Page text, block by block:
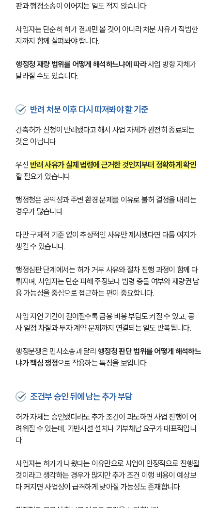
팀소개
팀소개
글로벌 파트너 로펌
통합검색
AI대륜
주요 업무사례
사례분석/최신동향
법률정보
법률지식인
판과 행정소송이 이어지는 일도 적지 않습니다.
사업자는 단순히 허가 결과만 볼 것이 아니라 처분 사유가 적법한
지까지 함께 살펴봐야 합니다.
행정청 재량 범위를 어떻게 해석하느냐에 따라 사업 방향 자체가
달라질 수도 있습니다.
반려 처분 이후 다시 따져봐야 할 기준
건축허가 신청이 반려됐다고 해서 사업 자체가 완전히 종료되는
것은 아닙니다.
우선 반려 사유가 실제 법령에 근거한 것인지부터 정확하게 확인
할 필요가 있습니다.
행정청은 공익성과 주변 환경 문제를 이유로 불허 결정을 내리는
경우가 많습니다.
다만 구체적 기준 없이 추상적인 사유만 제시됐다면 다툼 여지가
생길 수 있습니다.
행정심판 단계에서는 허가 거부 사유와 절차 진행 과정이 함께 다
뤄지며, 사업자는 단순 피해 주장보다 법령 충돌 여부와 재량권 남
용 가능성을 중심으로 접근하는 편이 중요합니다.
사업 지연 기간이 길어질수록 금융 비용 부담도 커질 수 있고, 공
사 일정 차질과 투자 계약 문제까지 연결되는 일도 반복됩니다.
행정분쟁은 민사소송과 달리 행정청 판단 범위를 어떻게 해석하느
냐가 핵심 쟁점으로 작용하는 특징을 보입니다.
조건부 승인 뒤에 남는 추가 부담
허가 자체는 승인됐더라도 추가 조건이 과도하면 사업 진행이 어
려워질 수 있는데, 기반시설 설치나 기부채납 요구가 대표적입니
다.
사업자는 허가가 나왔다는 이유만으로 사업이 안정적으로 진행될
것이라고 생각하는 경우가 많지만 추가 조건 이행 비용이 예상보
다 커지면 사업성이 급격하게 낮아질 가능성도 존재합니다.